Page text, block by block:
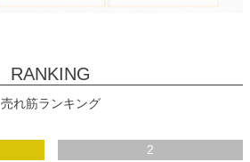
RANKING
売れ筋ランキング
2